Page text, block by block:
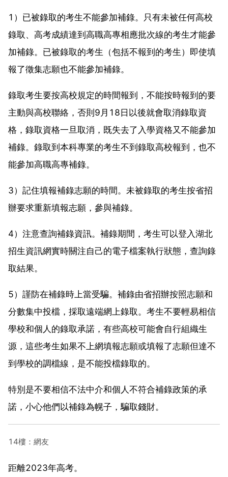
1）已被錄取的考生不能參加補錄。只有未被任何高校
錄取、高考成績達到高職高專相應批次線的考生才能參
加補錄。已被錄取的考生（包括不報到的考生）即使填
報了徵集志願也不能參加補錄。
錄取考生要按高校規定的時間報到，不能按時報到的要
主動與高校聯絡，否則9月18日以後就會取消錄取資
格，錄取資格一旦取消，既失去了入學資格又不能參加
補錄。錄取到本科專業的考生不到錄取高校報到，也不
能參加高職高專補錄。
3）記住填報補錄志願的時間。未被錄取的考生按省招
辦要求重新填報志願，參與補錄。
4）注意查詢補錄資訊。補錄期間，考生可以登入湖北
招生資訊網實時關注自己的電子檔案執行狀態，查詢錄
取結果。
5）謹防在補錄時上當受騙。補錄由省招辦按照志願和
分數集中投檔，採取遠端網上錄取。考生不要輕易相信
學校和個人的錄取承諾，有些高校可能會自行組織生
源，這些考生如果不上網填報志願或填報了志願但達不
到學校的調檔線，是不能投檔錄取的。
特別是不要相信不法中介和個人不符合補錄政策的承
諾，小心他們以補錄為幌子，騙取錢財。
14樓：網友
距離2023年高考。